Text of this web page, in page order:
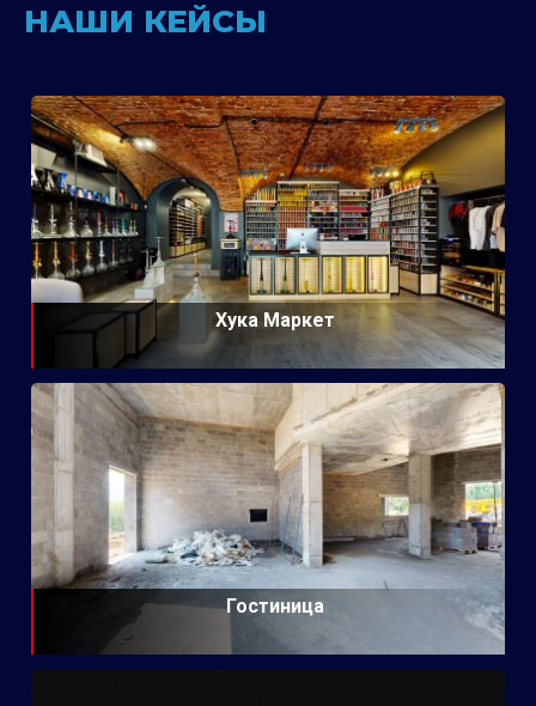
НАШИ КЕЙСЫ
Хука Маркет
Гостиница